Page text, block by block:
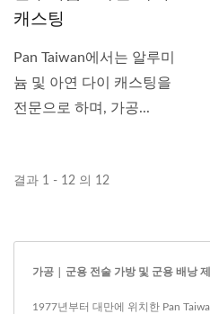
캐스팅
Pan Taiwan에서는 알루미
늄 및 아연 다이 캐스팅을
전문으로 하며, 가공...
결과 1 - 12 의 12
가공 | 군용 전술 가방 및 군용 배낭
1977년부터 대만에 위치한 Pan